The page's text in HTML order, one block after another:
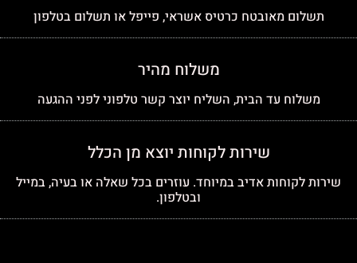
תשלום מאובטח כרטיס אשראי, פייפל או תשלום בטלפון
משלוח מהיר
משלוח עד הבית, השליח יוצר קשר טלפוני לפני ההגעה
שירות לקוחות יוצא מן הכלל
שירות לקוחות אדיב במיוחד. עוזרים בכל שאלה או בעיה, במייל
ובטלפון.